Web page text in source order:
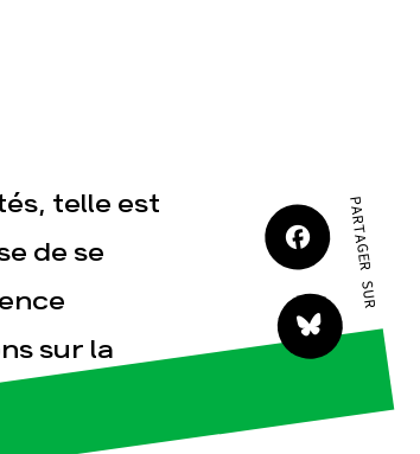
telle est
de se
sur la
PARTAGER SUR